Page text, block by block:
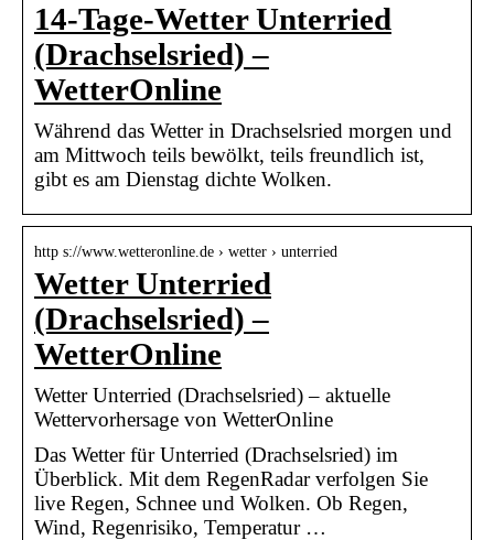
14-Tage-Wetter Unterried
(Drachselsried) –
WetterOnline
Während das Wetter in Drachselsried morgen und
am Mittwoch teils bewölkt, teils freundlich ist,
gibt es am Dienstag dichte Wolken.
http s://www.wetteronline.de › wetter › unterried
Wetter Unterried
(Drachselsried) –
WetterOnline
Wetter Unterried (Drachselsried) – aktuelle
Wettervorhersage von WetterOnline
Das Wetter für Unterried (Drachselsried) im
Überblick. Mit dem RegenRadar verfolgen Sie
live Regen, Schnee und Wolken. Ob Regen,
Wind, Regenrisiko, Temperatur …